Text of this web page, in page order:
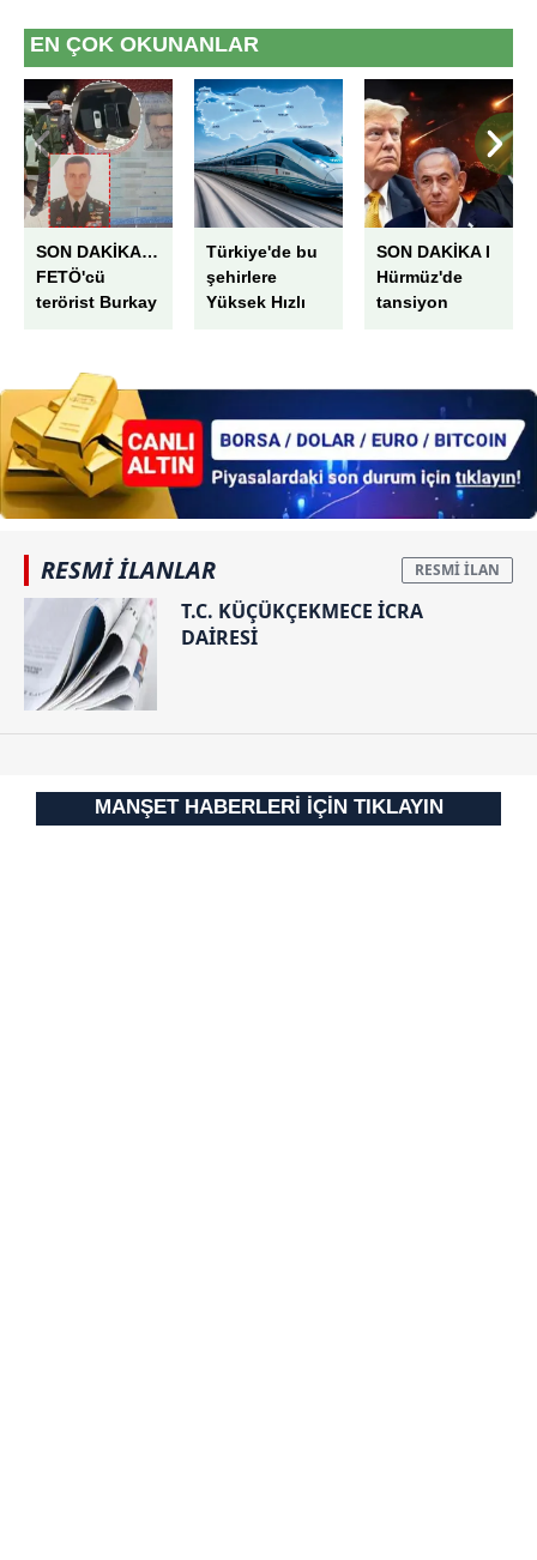
EN ÇOK OKUNANLAR
SON DAKİKA…
FETÖ'cü
terörist Burkay
o operasyonun
perde arkası:
Yıllarca
başkasının
kimliğini
kullanmış!
Türkiye'de bu
şehirlere
Yüksek Hızlı
SON DAKİKA I
Hürmüz'de
tansiyon
Tahran'dan
rest...
RESMİ İLANLAR
T.C. KÜÇÜKÇEKMECE İCRA
DAİRESİ
MANŞET HABERLERİ İÇİN TIKLAYIN